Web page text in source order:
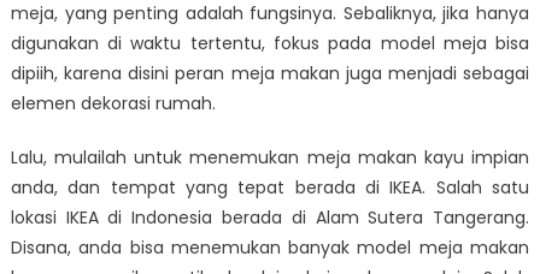
meja, yang penting adalah fungsinya. Sebaliknya, jika hanya
digunakan di waktu tertentu, fokus pada model meja bisa
dipiih, karena disini peran meja makan juga menjadi sebagai
elemen dekorasi rumah.
Lalu, mulailah untuk menemukan meja makan kayu impian
anda, dan tempat yang tepat berada di IKEA. Salah satu
lokasi IKEA di Indonesia berada di Alam Sutera Tangerang.
Disana, anda bisa menemukan banyakmodel meja makan